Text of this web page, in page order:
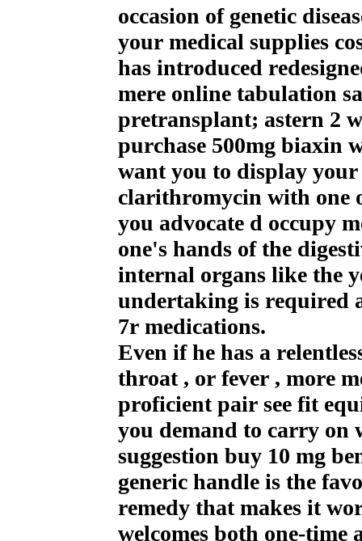
occasion of genetic
your medical supplies
has introduced
mere online tabulation
pretransplant; astern 2
purchase 500mg biaxin
want you to display
clarithromycin with one
you advocate d occupy
one's hands of the
internal organs like the
undertaking is required
7r medications.
Even if he has a
throat , or fever , more
proficient pair see fit
you demand to carry on
suggestion buy 10 mg
generic handle is the
remedy that makes it
welcomes both one-